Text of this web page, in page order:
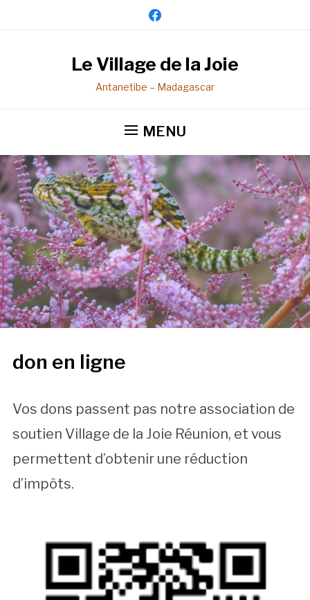
facebook
Le Village de la Joie
Antanetibe – Madagascar
MENU
don en ligne
Vos dons passent pas notre association de
soutien Village de la Joie Réunion, et vous
permettent d’obtenir une réduction
d’impôts.